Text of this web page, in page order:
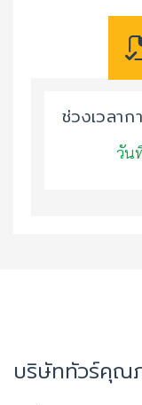
ช่วงเวลาก
วัน
บริษัททัวร์คุณ